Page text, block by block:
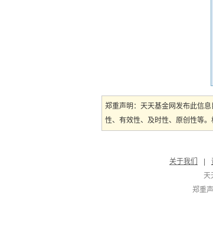
郑重声明：天天基金网发布此信
性、有效性、及时性、原创性等
关于我们
天
郑重声